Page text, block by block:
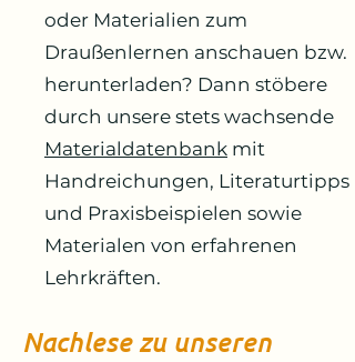
oder Materialien zum
Draußenlernen anschauen bzw.
herunterladen? Dann stöbere
durch unsere stets wachsende
Materialdatenbank mit
Handreichungen, Literaturtipps
und Praxisbeispielen sowie
Materialen von erfahrenen
Lehrkräften.
Nachlese zu unseren